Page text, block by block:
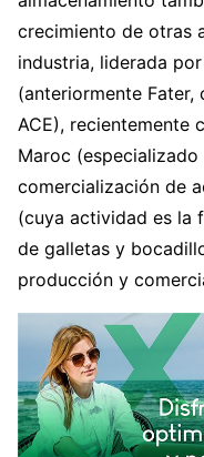
crecimiento de otras
industria, liderada
(anteriormente
ACE), recientemente
Maroc
comercialización de
(cuya actividad es la
de galletas y
producción y